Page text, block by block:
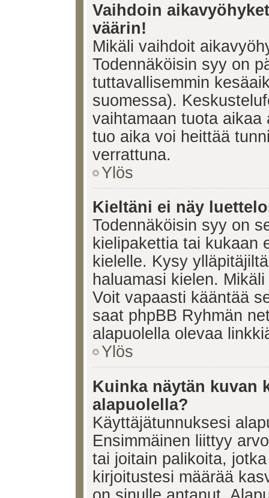
Vaihdoin
väärin!
Mikäli vaihdoit
Todennäköisin syy on
tuttavallisemmin
suomessa).
vaihtamaan tuota
tuo aika voi heittää
verrattuna.
Ylös
Kieltäni ei näy
Todennäköisin syy on
kielipakettia tai kukaan
kielelle. Kysy
haluamasi kielen.
Voit vapaasti kääntää
saat phpBB Ryhmän
alapuolella olevaa
Ylös
Kuinka näytän kuvan
alapuolella?
Käyttäjätunnuksesi
Ensimmäinen liittyy
tai joitain palikoita,
kirjoitustesi määrää